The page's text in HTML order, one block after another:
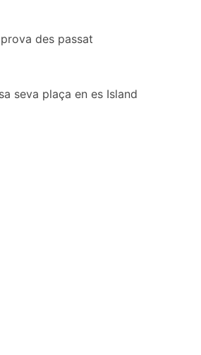
des passat
seva plaça en es Island